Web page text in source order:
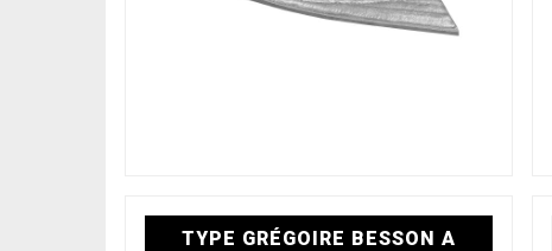
TYPE GRÉGOIRE BESSON A